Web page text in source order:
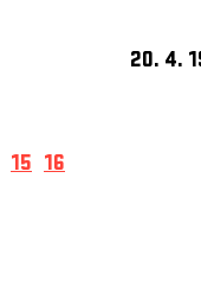
20. 4.
15 16